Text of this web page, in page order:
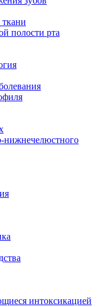
полости рта
нижнечелюстного
интоксикацией